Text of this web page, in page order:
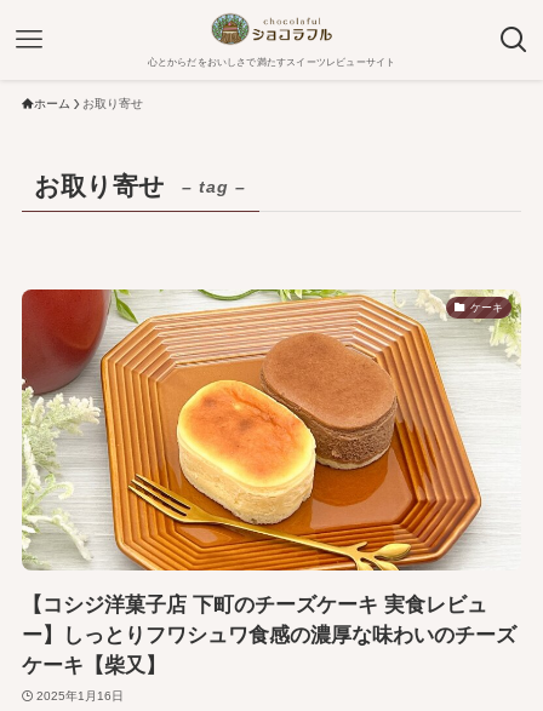
心とからだをおいしさで満たすスイーツレビューサイト
ホーム お取り寄せ
お取り寄せ – tag –
ケーキ
【コシジ洋菓子店 下町のチーズケーキ 実食レビュ
ー】しっとりフワシュワ食感の濃厚な味わいのチーズ
ケーキ【柴又】
2025年1月16日